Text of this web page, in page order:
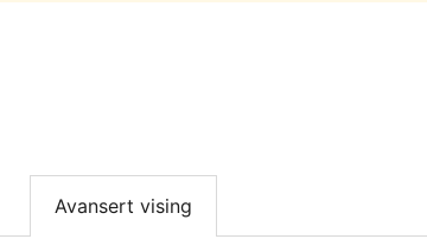
Avansert vising